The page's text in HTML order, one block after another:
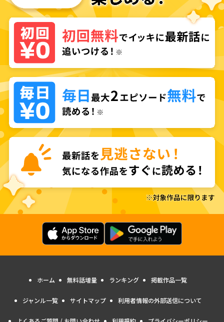
ホーム 無料話増量 ランキング 掲載作品一覧
ジャンル一覧 サイトマップ 利用者情報の外部送信について